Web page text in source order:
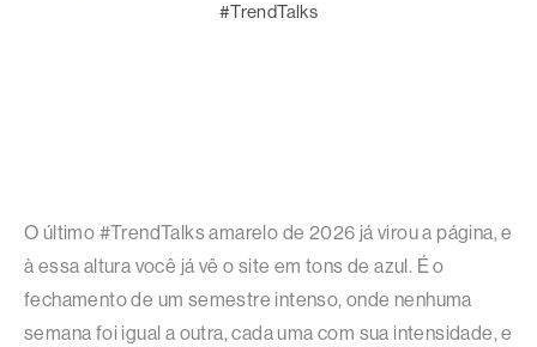
#TrendTalks
O último #TrendTalks amarelo de 2026 já virou a página, e
à essa altura você já vê o site em tons de azul. É o
fechamento de um semestre intenso, onde nenhuma
semana foi igual a outra, cada uma com sua intensidade, e